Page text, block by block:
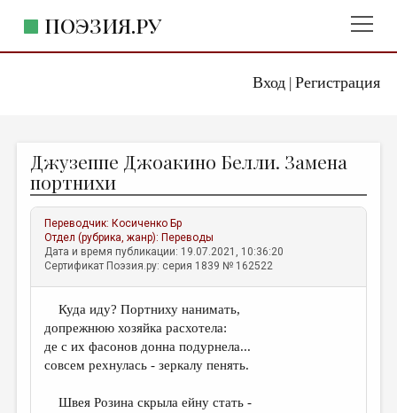
Вход| Регистрация
ПОЭЗИЯ.РУ
ЖАНРЫ
АВТОРЫ
КОММЕНТАРИИ
ЛИТСАЛОН
ПРАВИЛА САЙТА
ОТДЕЛЫ И РУБРИКИ
Джузеппе Джоакино Белли. Замена
портнихи
Переводчик: Косиченко Бр
Отдел (рубрика, жанр): Переводы
Дата и время публикации: 19.07.2021, 10:36:20
Сертификат Поэзия.ру: серия 1839 № 162522
Куда иду? Портниху нанимать,
допрежнюю хозяйка расхотела:
де с их фасонов донна подурнела...
совсем рехнулась - зеркалу пенять.
Швея Розина скрыла ейну стать -